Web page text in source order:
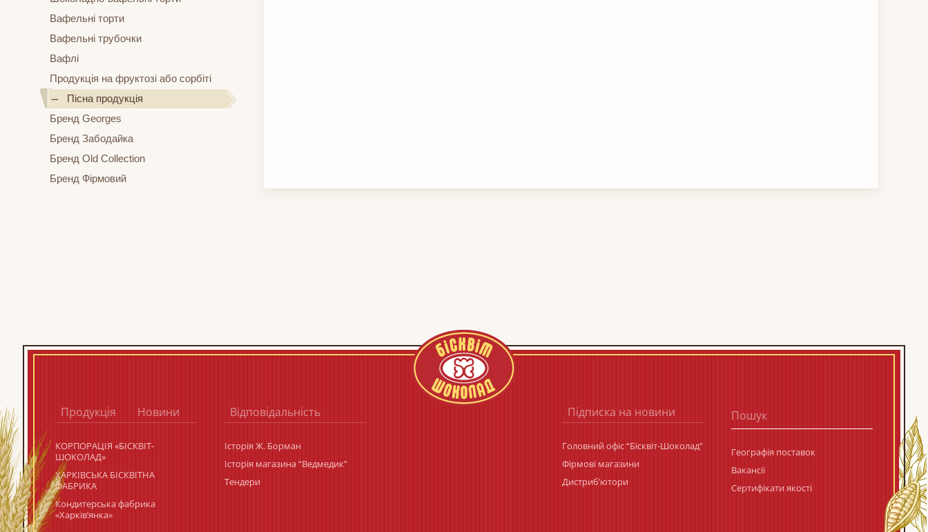
Вафельні торти
Вафельні трубочки
Вафлі
Продукція на фруктозі або сорбіті
Пісна продукція
Бренд Georges
Бренд Забодайка
Бренд Old Collection
Бренд Фірмовий
Продукція Новини
КОРПОРАЦIЯ «БIСКВIТ-
ШОКОЛАД»
ХАРКІВСЬКА БІСКВІТНА
ФАБРИКА
Кондитерська фабрика
«Харків’янка»
Відповідальність
Історія Ж. Борман
Історія магазина “Ведмедик”
Тендери
Підписка на новини
Головний офіс “Бісквіт-Шоколад”
Фірмові магазини
Дистриб’ютори
Географія поставок
Вакансії
Сертифікати якості